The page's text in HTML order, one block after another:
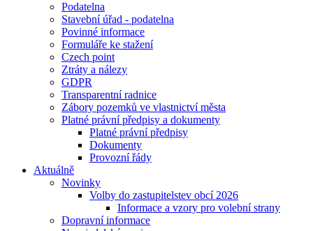
Podatelna
Stavební úřad - podatelna
Povinné informace
Formuláře ke stažení
Czech point
Ztráty a nálezy
GDPR
Transparentní radnice
Zábory pozemků ve vlastnictví města
Platné právní předpisy a dokumenty
Platné právní předpisy
Dokumenty
Provozní řády
Aktuálně
Novinky
Volby do zastupitelstev obcí 2026
Informace a vzory pro volební strany
Dopravní informace